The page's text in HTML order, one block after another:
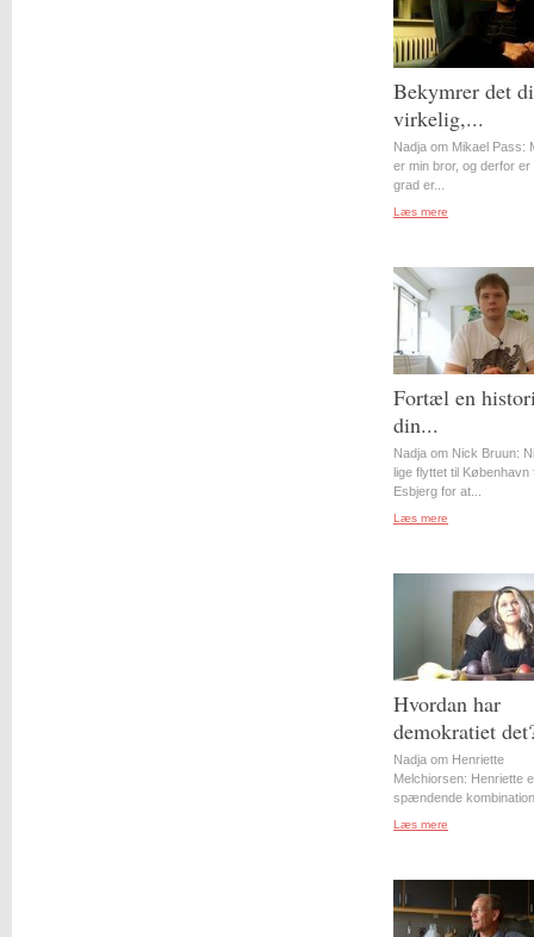
Bekymrer det
virkelig,...
Nadja om Mikael Pass:
er min bror, og derfor er
grad er...
Læs mere
Fortæl en
din...
Nadja om Nick Bruun:
lige flyttet til København
Esbjerg for at...
Læs mere
Hvordan har
demokratiet
Nadja om Henriette
Melchiorsen: Henriette
spændende
Læs mere